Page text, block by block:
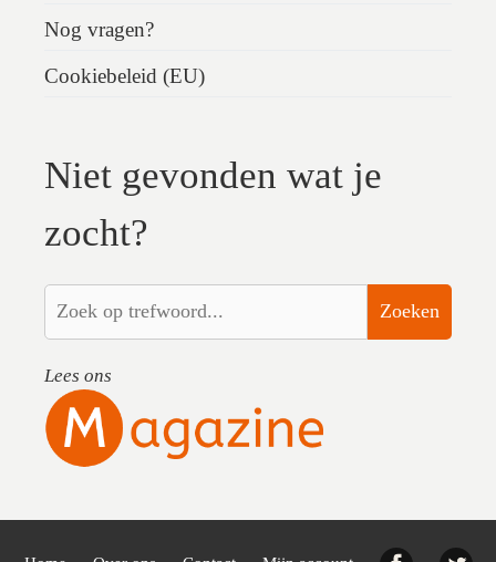
Nog vragen?
Cookiebeleid (EU)
Niet gevonden wat je
zocht?
Zoeken
Lees ons